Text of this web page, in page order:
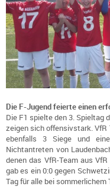
Die F-Jugend feierte einen
Die F1 spielte den 3. Spieltag
zeigen sich offensivstark. VfR
ebenfalls 3 Siege und
Nichtantreten von
denen das VfR-Team aus
gab es ein 0:0 gegen
Tag für alle bei sommerlichem